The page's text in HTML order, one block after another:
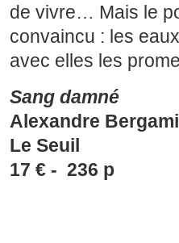
de vivre… Mais le
convaincu : les
avec elles les
Sang damné
Alexandre
Le Seuil
17 € - 236 p